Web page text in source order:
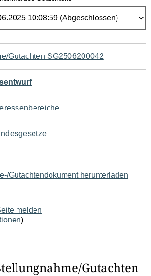
Gutachten SG2506200042
Gutachtendokument herunterladen
melden
)
Gutachten